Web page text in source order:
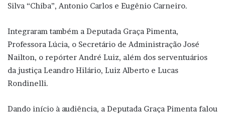
Silva “Chiba”, Antonio Carlos e Eugênio Carneiro.
Integraram também a Deputada Graça Pimenta,
Professora Lúcia, o Secretário de Administração José
Nailton, o repórter André Luiz, além dos serventuários
da justiça Leandro Hilário, Luiz Alberto e Lucas
Rondinelli.
Dando início à audiência, a Deputada Graça Pimenta falou